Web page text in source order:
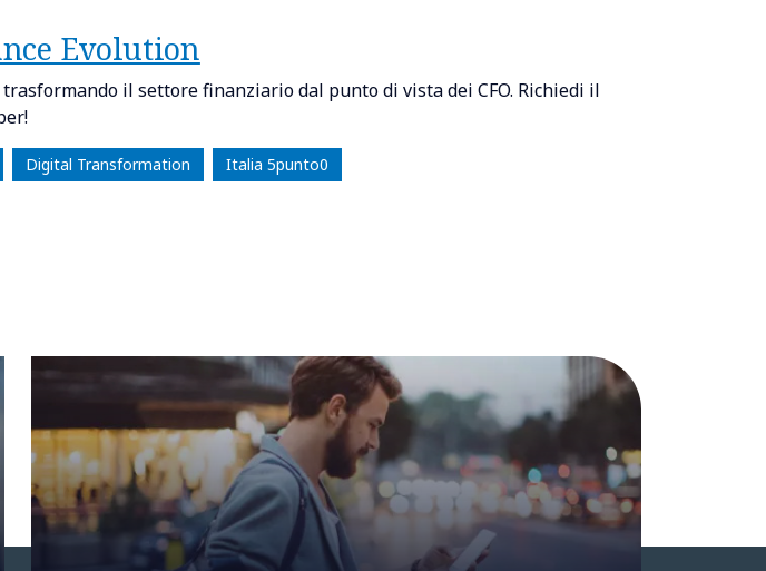
Evolution
il settore finanziario dal punto di vista dei CFO. Richiedi il
Digital Transformation Italia 5punto0